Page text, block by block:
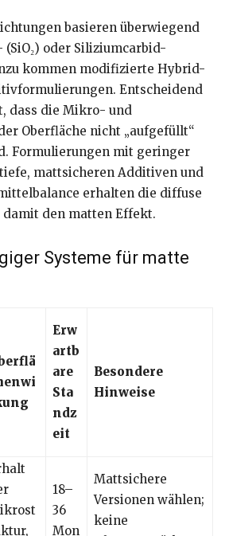
basieren überwiegend
oder Siliziumcarbid-
kommen modifizierte Hybrid-
Entscheidend
dass die Mikro- und
Oberfläche nicht „aufgefüllt“
Formulierungen mit geringer
mattsicheren Additiven und
erhalten die diffuse
den matten Effekt.
Systeme für matte
Erw
artb
are
Sta
ndz
eit
Besondere
Hinweise
18–
36
Mon
Mattsichere
Versionen wählen;
keine